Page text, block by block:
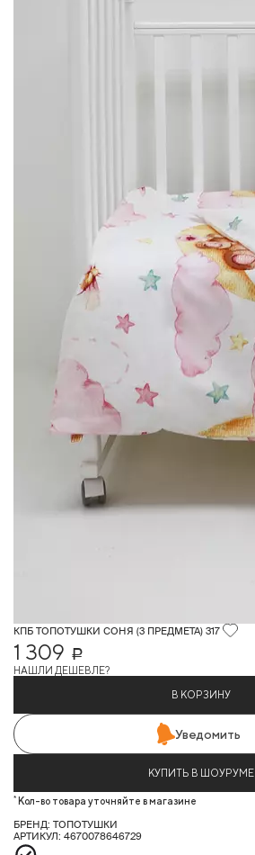
КПБ ТОПОТУШКИ СОНЯ (3 ПРЕДМЕТА) 317
1 309
Р
НАШЛИ ДЕШЕВЛЕ?
В КОРЗИНУ
Уведомить
КУПИТЬ В ШОУРУМЕ
* Кол-во товара уточняйте в магазине
БРЕНД: ТОПОТУШКИ
АРТИКУЛ: 4670078646729